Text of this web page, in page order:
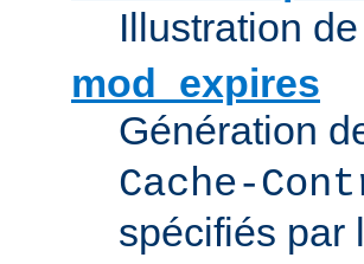
Illustration
mod_expires
Génération
Cache-
spécifiés par